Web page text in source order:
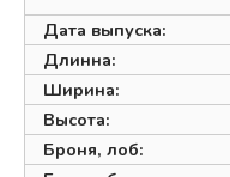
Дата выпуска:
Длинна:
Ширина:
Высота:
Броня, лоб: